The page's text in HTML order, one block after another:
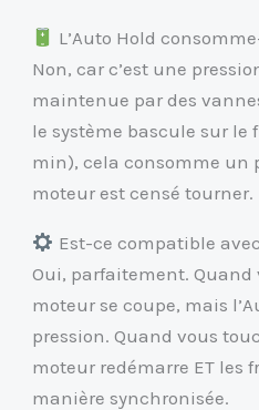
L’Auto Hold
Non, car c’est une
maintenue par des
le système bascule sur le
min), cela consomme un
moteur est censé tourner.
Est-ce compatible
Oui, parfaitement. Quand
moteur se coupe, mais
pression. Quand vous
moteur redémarre ET les
manière synchronisée.